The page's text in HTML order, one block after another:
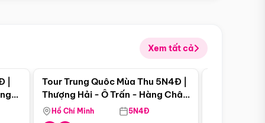
Xem tất cả
|
Điểm nổi bật
Tour Trung Quôc Mùa Thu 5N4Đ |
Thượng Hải - Ô Trấn - Hàng Châu
(Tour Không Shopping)
Hồ Chí Minh 5N4Đ